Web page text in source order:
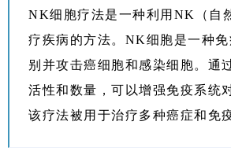
NK细胞疗法是一种利用NK（自
疗疾病的方法。NK细胞是一种
别并攻击癌细胞和感染细胞。通
活性和数量，可以增强免疫系统
该疗法被用于治疗多种癌症和免